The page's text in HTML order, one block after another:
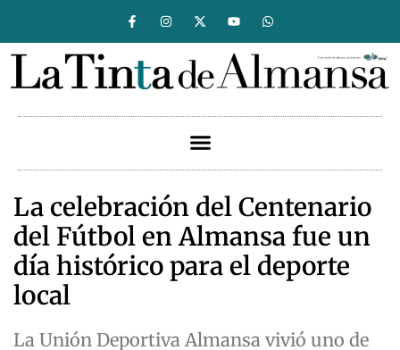
La celebración del Centenario
del Fútbol en Almansa fue un
día histórico para el deporte
local
La Unión Deportiva Almansa vivió uno de